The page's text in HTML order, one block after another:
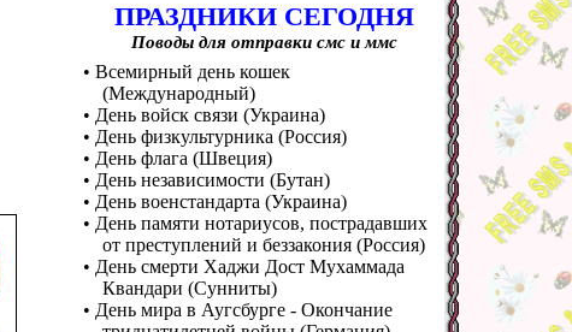
ПРАЗДНИКИ СЕГОДНЯ
Поводы для отправки смс и ммс
• Всемирный день кошек
(Международный)
• День войск связи (Украина)
• День физкультурника (Россия)
• День флага (Швеция)
• День независимости (Бутан)
• День военстандарта (Украина)
• День памяти нотариусов, пострадавших
от преступлений и беззакония (Россия)
• День смерти Хаджи Дост Мухаммада
Квандари (Сунниты)
• День мира в Аугсбурге - Окончание